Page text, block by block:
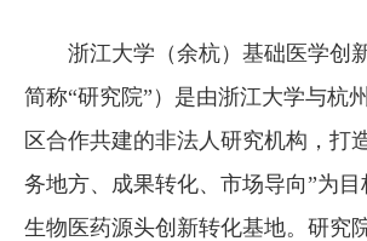
浙江大学（余杭）基础医学创
简称“研究院”）是由浙江大学与杭
区合作共建的非法人研究机构，打
务地方、成果转化、市场导向”为
生物医药源头创新转化基地。研究